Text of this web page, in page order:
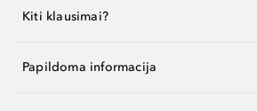
Kiti klausimai?
Papildoma informacija